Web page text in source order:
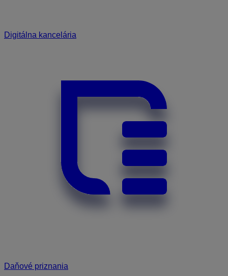
Digitálna kancelária
Daňové priznania